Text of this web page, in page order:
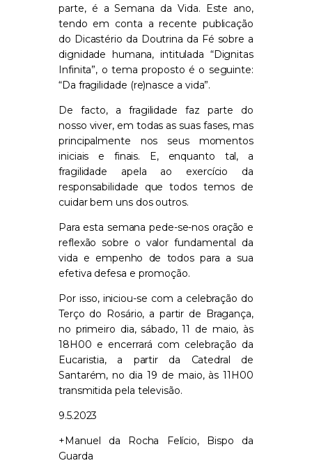
parte, é a Semana da Vida. Este ano,
tendo em conta a recente publicação
do Dicastério da Doutrina da Fé sobre a
dignidade humana, intitulada “Dignitas
Infinita”, o tema proposto é o seguinte:
“Da fragilidade (re)nasce a vida”.
De facto, a fragilidade faz parte do
nosso viver, em todas as suas fases, mas
principalmente nos seus momentos
iniciais e finais. E, enquanto tal, a
fragilidade apela ao exercício da
responsabilidade que todos temos de
cuidar bem uns dos outros.
Para esta semana pede-se-nos oração e
reflexão sobre o valor fundamental da
vida e empenho de todos para a sua
efetiva defesa e promoção.
Por isso, iniciou-se com a celebração do
Terço do Rosário, a partir de Bragança,
no primeiro dia, sábado, 11 de maio, às
18H00 e encerrará com celebração da
Eucaristia, a partir da Catedral de
Santarém, no dia 19 de maio, às 11H00
transmitida pela televisão.
9.5.2023
+Manuel da Rocha Felício, Bispo da
Guarda